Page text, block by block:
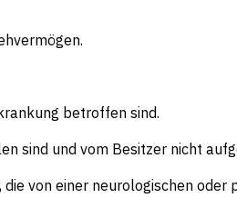
betroffen sind.
sind und vom Besitzer nicht
von einer neurologischen